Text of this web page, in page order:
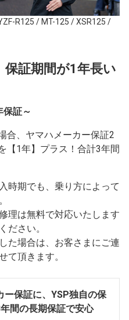
R125 / MT-125 / XSR125 /
保証期間が1年長い
保証～
合、ヤマハメーカー保証2
【1年】プラス！合計3年間
時期でも、乗り方によって
理は無料で対応いたします
ださい。
た場合は、お客さまにご連
て頂きます。
ー保証に、YSP独自の保
間の長期保証で安心